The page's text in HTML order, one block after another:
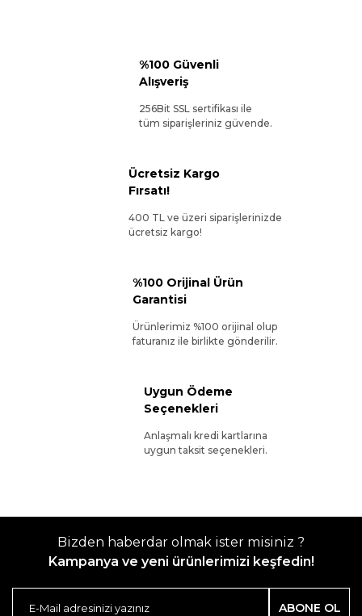
%100 Güvenli
Alışveriş
256Bit SSL sertifikası ile
tüm siparişleriniz güvende.
Ücretsiz Kargo
Fırsatı!
400 TL ve üzeri siparişlerinizde
ücretsiz kargo!
%100 Orijinal Ürün
Garantisi
Ürünlerimiz %100 orijinal olup
faturanız ile birlikte gönderilir.
Uygun Ödeme
Seçenekleri
Anlaşmalı kredi kartlarına
uygun taksit seçenekleri.
Bizden haberdar olmak ister misiniz ?
Kampanya ve yeni ürünlerimizi keşfedin!
ABONE OL